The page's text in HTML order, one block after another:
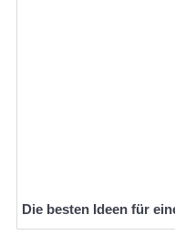
Die besten Ideen für